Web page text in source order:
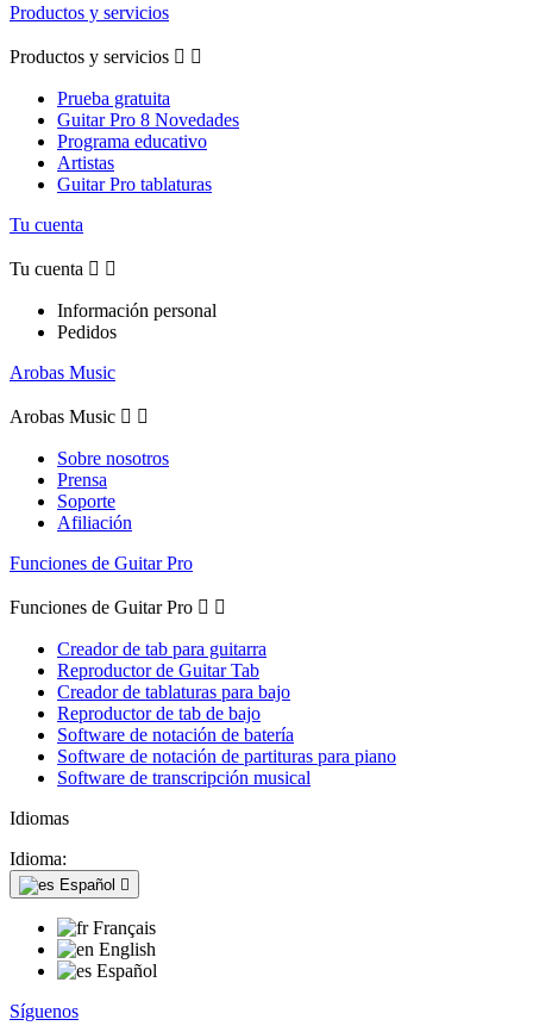
Productos y servicios
Productos y servicios  
Prueba gratuita
Guitar Pro 8 Novedades
Programa educativo
Artistas
Guitar Pro tablaturas
Tu cuenta
Tu cuenta  
Información personal
Pedidos
Arobas Music
Arobas Music  
Sobre nosotros
Prensa
Soporte
Afiliación
Funciones de Guitar Pro
Funciones de Guitar Pro  
Creador de tab para guitarra
Reproductor de Guitar Tab
Creador de tablaturas para bajo
Reproductor de tab de bajo
Software de notación de batería
Software de notación de partituras para piano
Software de transcripción musical
Idiomas
Idioma:
Español 
Français
English
Español
Síguenos